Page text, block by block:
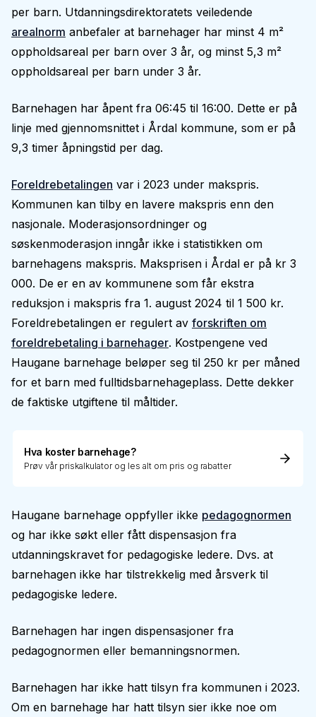
per barn. Utdanningsdirektoratets veiledende
arealnorm anbefaler at barnehager har minst 4 m²
oppholdsareal per barn over 3 år, og minst 5,3 m²
oppholdsareal per barn under 3 år.
Barnehagen har åpent fra 06:45 til 16:00. Dette er på
linje med gjennomsnittet i Årdal kommune, som er på
9,3 timer åpningstid per dag.
Foreldrebetalingen var i 2023 under makspris.
Kommunen kan tilby en lavere makspris enn den
nasjonale. Moderasjonsordninger og
søskenmoderasjon inngår ikke i statistikken om
barnehagens makspris. Maksprisen i Årdal er på kr 3
000. De er en av kommunene som får ekstra
reduksjon i makspris fra 1. august 2024 til 1 500 kr.
Foreldrebetalingen er regulert av forskriften om
foreldrebetaling i barnehager. Kostpengene ved
Haugane barnehage beløper seg til 250 kr per måned
for et barn med fulltidsbarnehageplass. Dette dekker
de faktiske utgiftene til måltider.
Hva koster barnehage?
Prøv vår priskalkulator og les alt om pris og rabatter
Haugane barnehage oppfyller ikke pedagognormen
og har ikke søkt eller fått dispensasjon fra
utdanningskravet for pedagogiske ledere. Dvs. at
barnehagen ikke har tilstrekkelig med årsverk til
pedagogiske ledere.
Barnehagen har ingen dispensasjoner fra
pedagognormen eller bemanningsnormen.
Barnehagen har ikke hatt tilsyn fra kommunen i 2023.
Om en barnehage har hatt tilsyn sier ikke noe om